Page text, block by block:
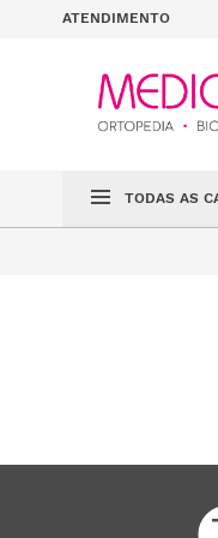
ATENDIMENTO
TODAS AS